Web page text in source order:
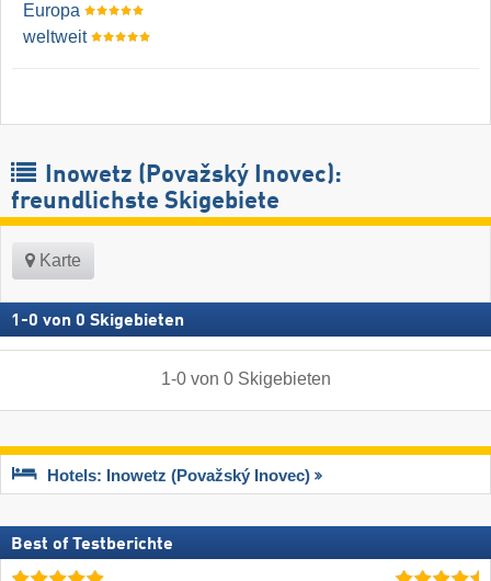
Europa
weltweit
Inowetz (Považský Inovec):
freundlichste Skigebiete
Karte
1 -0 von 0 Skigebieten
1-0von 0 Skigebieten
Hotels: Inowetz (Považský Inovec)
Best of Testberichte